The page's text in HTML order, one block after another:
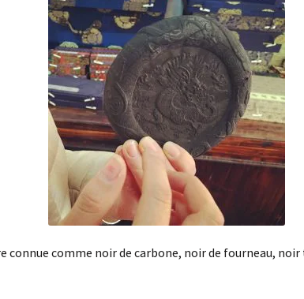
connue comme noir de carbone, noir de fourneau,